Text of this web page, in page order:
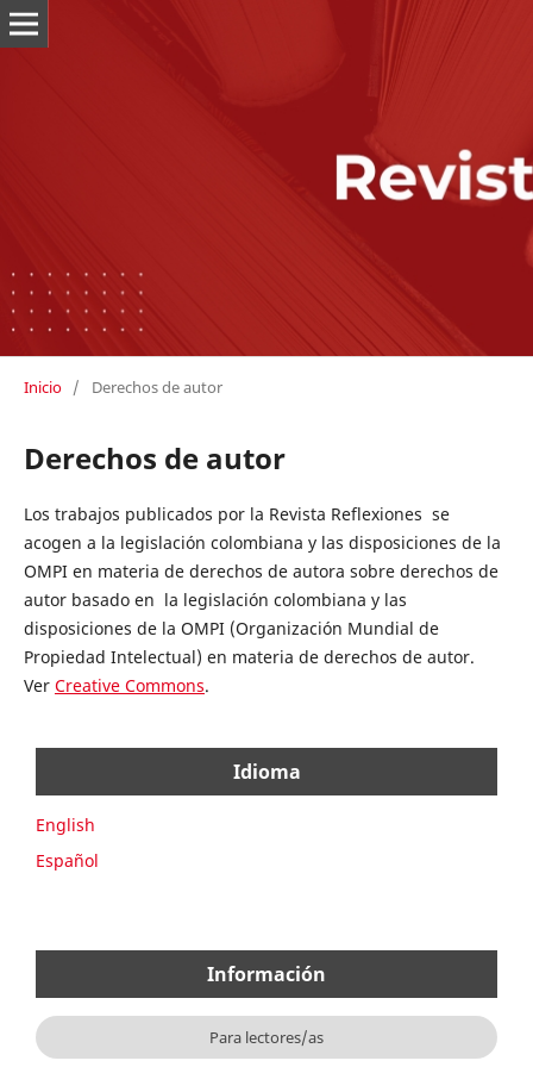
Inicio / Derechos de autor
Derechos de autor
Los trabajos publicados por la Revista Reflexiones se
acogen a la legislación colombiana y las disposiciones de la
OMPI en materia de derechos de autora sobre derechos de
autor basado en la legislación colombiana y las
disposiciones de la OMPI (Organización Mundial de
Propiedad Intelectual) en materia de derechos de autor.
Ver Creative Commons.
Idioma
English
Español
Información
Para lectores/as